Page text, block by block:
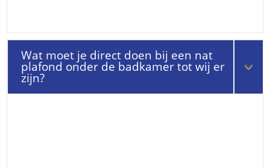
Wat moet je direct doen bij een nat
plafond onder de badkamer tot wij er
zijn?